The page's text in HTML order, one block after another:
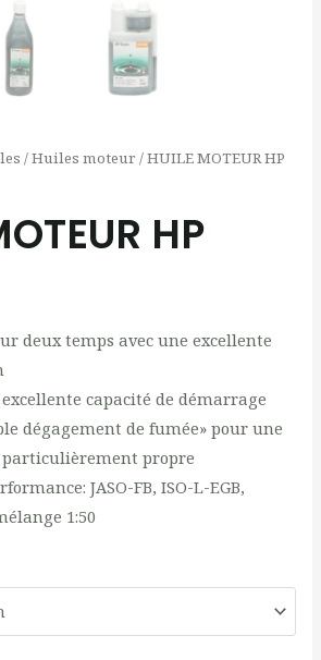
/Huiles moteur / HUILE MOTEUR HP
HP
deux temps avec une excellente
capacité de démarrage
dégagement de fumée» pour une
propre
JASO-FB, ISO-L-EGB,
1:50